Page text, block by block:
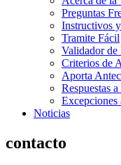
Preguntas
Instructivos
Tramite Fácil
Validador de
Criterios de
Aporta
Respuestas
Excepciones
Noticias
contacto